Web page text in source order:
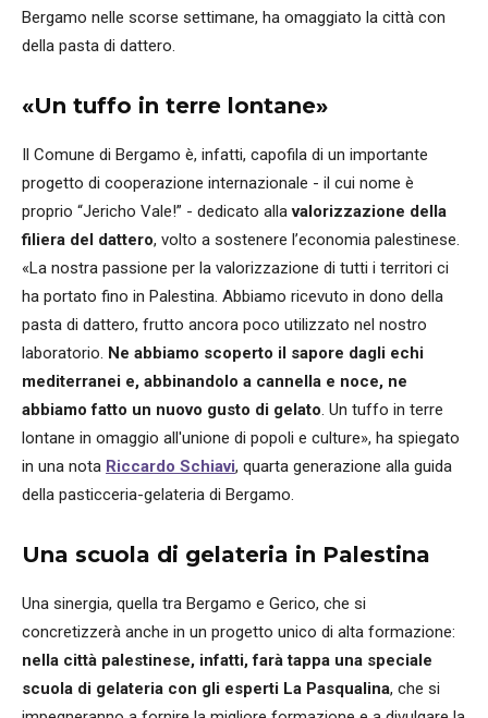
Bergamo nelle scorse settimane, ha omaggiato la città con
della pasta di dattero.
«Un tuffo in terre lontane»
Il Comune di Bergamo è, infatti, capofila di un importante
progetto di cooperazione internazionale - il cui nome è
proprio “Jericho Vale!” - dedicato allavalorizzazione della
filiera del dattero, volto a sostenere l’economia palestinese.
«La nostra passione per la valorizzazione di tutti i territori ci
ha portato fino in Palestina. Abbiamo ricevuto in dono della
pasta di dattero, frutto ancora poco utilizzato nel nostro
laboratorio. Ne abbiamo scoperto il sapore dagli echi
mediterranei e, abbinandolo a cannella e noce, ne
abbiamo fatto un nuovo gusto di gelato. Un tuffo in terre
lontane in omaggio all'unione di popoli e culture», ha spiegato
in una nota Riccardo Schiavi, quarta generazione alla guida
della pasticceria-gelateria di Bergamo.
Una scuola di gelateria in Palestina
Una sinergia, quella tra Bergamo e Gerico, che si
concretizzerà anche in un progetto unico di alta formazione:
nella città palestinese, infatti, farà tappa una speciale
scuola di gelateria con gli esperti La Pasqualina, che si